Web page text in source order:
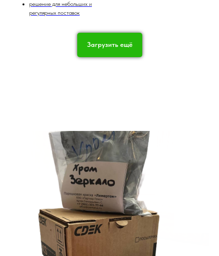
решение для небольших и
регулярных поставок
Загрузить ещё